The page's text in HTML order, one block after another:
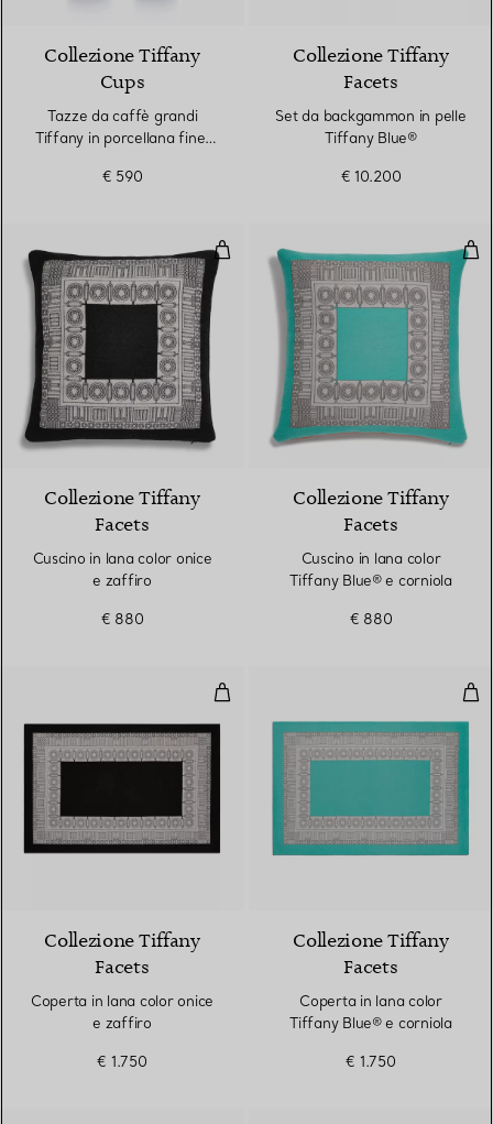
Collezione Tiffany
Cups
Tazze da caffè grandi
Tiffany in porcellana fine,
€ 590
Collezione Tiffany
Facets
Set da backgammon in pelle
Tiffany Blue®
€ 10.200
Cuscino in lana color onice e
2 Colori
Collezione Tiffany
Facets
Cuscino in lana color onice
e zaffiro
€ 880
Collezione Tiffany
Facets
Cuscino in lana color
Tiffany Blue® e corniola
€ 880
Coperta in lana color onice e
Collezione Tiffany
Facets
Coperta in lana color onice
e zaffiro
€ 1.750
Collezione Tiffany
Facets
Coperta in lana color
Tiffany Blue® e corniola
€ 1.750